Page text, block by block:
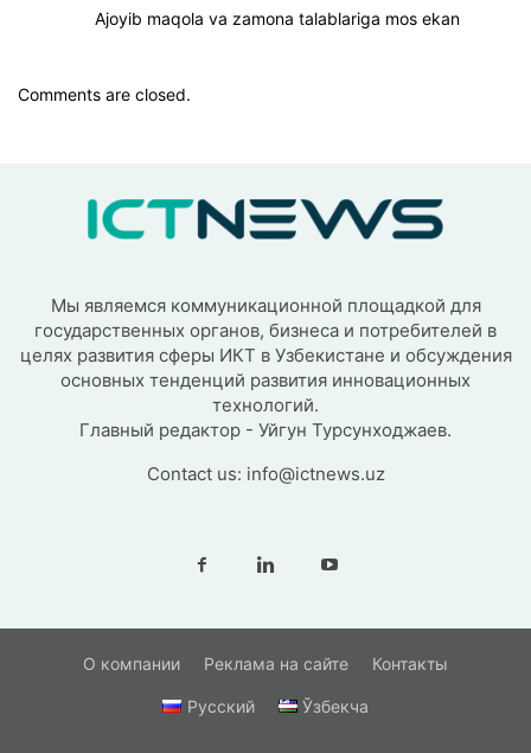
Ajoyib maqola va zamona talablariga mos ekan
Comments are closed.
Мы являемся коммуникационной площадкой для
государственных органов, бизнеса и потребителей в
целях развития сферы ИКТ в Узбекистане и обсуждения
основных тенденций развития инновационных
технологий.
Главный редактор - Уйгун Турсунходжаев.
Contact us: info@ictnews.uz
О компании Реклама на сайте Контакты
Русский Ўзбекча